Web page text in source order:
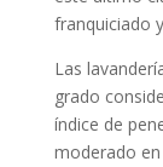
franquiciado
Las
grado
índice de
moderado